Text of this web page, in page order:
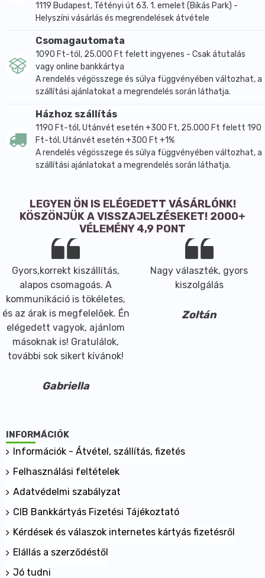
1119 Budapest, Tétényi út 63. 1. emelet (Bikás Park) -
Helyszíni vásárlás és megrendelések átvétele
Csomagautomata
1090 Ft-tól, 25.000 Ft felett ingyenes - Csak átutalás
vagy online bankkártya
A rendelés végösszege és súlya függvényében változhat, a
szállítási ajánlatokat a megrendelés során láthatja.
Házhoz szállítás
1190 Ft-tól, Utánvét esetén +300 Ft, 25.000 Ft felett 190
Ft-tól, Utánvét esetén +300 Ft +1%
A rendelés végösszege és súlya függvényében változhat, a
szállítási ajánlatokat a megrendelés során láthatja.
LEGYEN ÖN IS ELÉGEDETT VÁSÁRLÓNK!
KÖSZÖNJÜK A VISSZAJELZÉSEKET! 2000+
VÉLEMÉNY 4,9 PONT
Gyors,korrekt kiszállítás,
alapos csomagoás. A
kommunikáció is tökéletes,
és az árak is megfelelőek. Én
elégedett vagyok, ajánlom
másoknak is! Gratulálok,
további sok sikert kívánok!
Gabriella
Nagy választék, gyors
kiszolgálás
Zoltán
INFORMÁCIÓK
Információk - Átvétel, szállítás, fizetés
Felhasználási feltételek
Adatvédelmi szabályzat
CIB Bankkártyás Fizetési Tájékoztató
Kérdések és válaszok internetes kártyás fizetésről
Elállás a szerződéstől
Jó tudni